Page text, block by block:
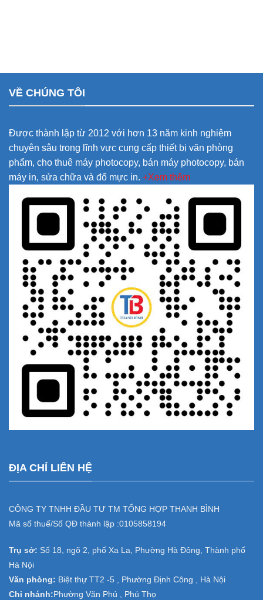
VỀ CHÚNG TÔI
Được thành lập từ 2012 với hơn 13 năm kinh nghiệm
chuyên sâu trong lĩnh vực cung cấp thiết bị văn phòng
phẩm, cho thuê máy photocopy, bán máy photocopy, bán
máy in, sửa chữa và đổ mực in. +Xem thêm
ĐỊA CHỈ LIÊN HỆ
CÔNG TY TNHH ĐẦU TƯ TM TỔNG HỢP THANH BÌNH
Mã số thuế/Số QĐ thành lập :0105858194
Trụ sở: Số 18, ngõ 2, phố Xa La, Phường Hà Đông, Thành phố
Hà Nội
Văn phòng: Biệt thự TT2 -5 , Phường Định Công , Hà Nội
Chi nhánh: Phường Văn Phú , Phú Thọ